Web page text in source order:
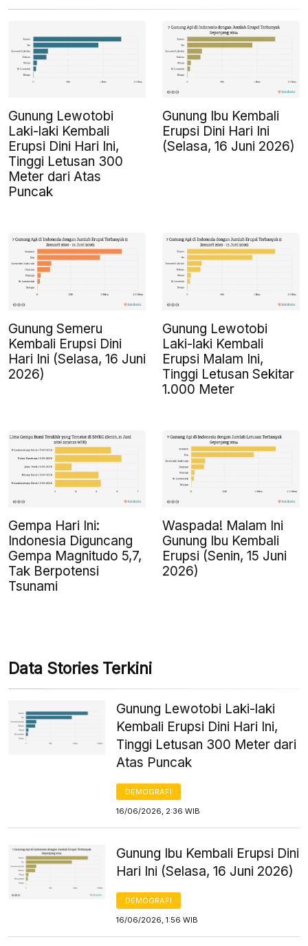
Gunung Lewotobi
Laki-laki Kembali
Erupsi Dini Hari Ini,
Tinggi Letusan 300
Meter dari Atas
Puncak
Gunung Ibu Kembali
Erupsi Dini Hari Ini
(Selasa, 16 Juni 2026)
Gunung Semeru
Kembali Erupsi Dini
Hari Ini (Selasa, 16 Juni
2026)
Gunung Lewotobi
Laki-laki Kembali
Erupsi Malam Ini,
Tinggi Letusan Sekitar
1.000 Meter
Gempa Hari Ini:
Indonesia Diguncang
Gempa Magnitudo 5,7,
Tak Berpotensi
Tsunami
Waspada! Malam Ini
Gunung Ibu Kembali
Erupsi (Senin, 15 Juni
2026)
Data Stories Terkini
Gunung Lewotobi Laki-laki
Kembali Erupsi Dini Hari Ini,
Tinggi Letusan 300 Meter dari
Atas Puncak
DEMOGRAFI
16/06/2026, 2:36 WIB
Gunung Ibu Kembali Erupsi Dini
Hari Ini (Selasa, 16 Juni 2026)
DEMOGRAFI
16/06/2026, 1:56 WIB